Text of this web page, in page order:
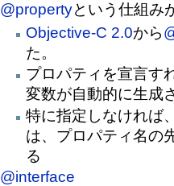
@propertyという仕組み
Objective-C 2.0から
た。
プロパティを宣言す
変数が自動的に生成
特に指定しなければ
は、プロパティ名の
る
@interface